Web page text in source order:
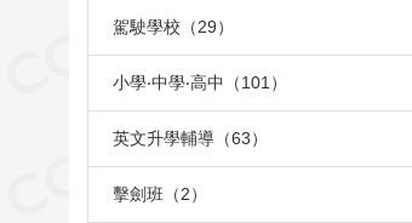
駕駛學校（29）
小學‧中學‧高中（101）
英文升學輔導（63）
擊劍班（2）